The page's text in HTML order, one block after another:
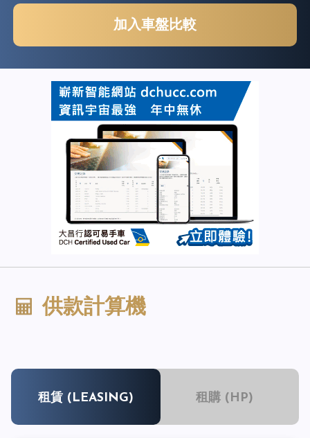
加入車盤比較
供款計算機
租賃 (LEASING) 租購 (HP)